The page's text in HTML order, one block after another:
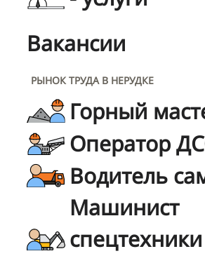
Вакансии
РЫНОК ТРУДА В НЕРУДКЕ
Горный
Оператор
Водитель
Машинист
спецтехники